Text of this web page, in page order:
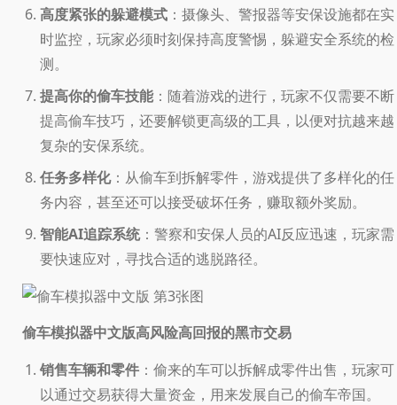
高度紧张的躲避模式 ：摄像头、警报器等安保设施都在实
时监控，玩家必须时刻保持高度警惕，躲避安全系统的检
测。
提高你的偷车技能：随着游戏的进行，玩家不仅需要不断
提高偷车技巧，还要解锁更高级的工具，以便对抗越来越
复杂的安保系统。
任务多样化：从偷车到拆解零件，游戏提供了多样化的任
务内容，甚至还可以接受破坏任务，赚取额外奖励。
智能AI追踪系统：警察和安保人员的AI反应迅速，玩家需
要快速应对，寻找合适的逃脱路径。
偷车模拟器中文版高风险高回报的黑市交易
销售车辆和零件 ：偷来的车可以拆解成零件出售，玩家可
以通过交易获得大量资金，用来发展自己的偷车帝国。